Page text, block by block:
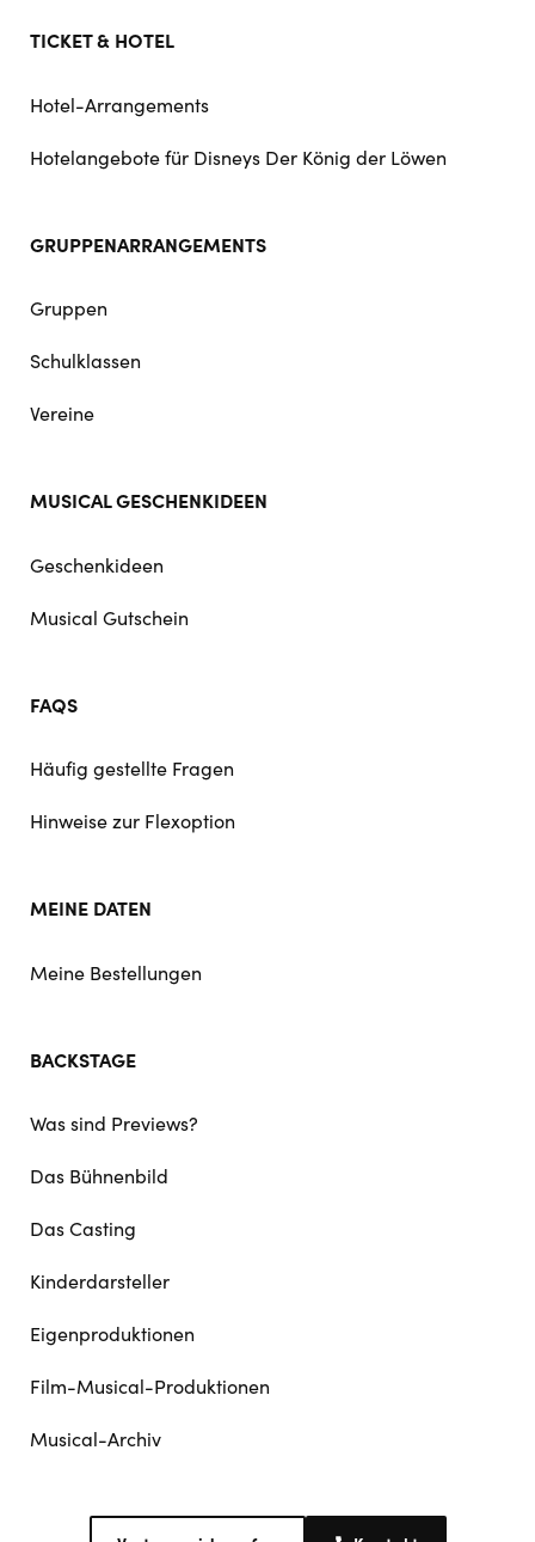
TICKET & HOTEL
Hotel-Arrangements
Hotelangebote für Disneys Der König der Löwen
GRUPPENARRANGEMENTS
Gruppen
Schulklassen
Vereine
MUSICAL GESCHENKIDEEN
Geschenkideen
Musical Gutschein
FAQS
Häufig gestellte Fragen
Hinweise zur Flexoption
MEINE DATEN
Meine Bestellungen
BACKSTAGE
Was sind Previews?
Das Bühnenbild
Das Casting
Kinderdarsteller
Eigenproduktionen
Film-Musical-Produktionen
Musical-Archiv